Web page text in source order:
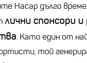
Насар дълго
лични спонсори и
. Като един от
той